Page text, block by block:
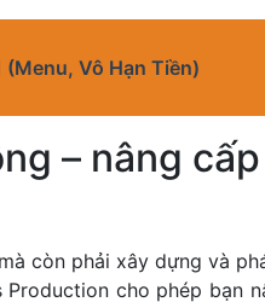
(Menu, Vô Hạn Tiền)
– nâng
còn phải xây dựng và
cho phép bạn